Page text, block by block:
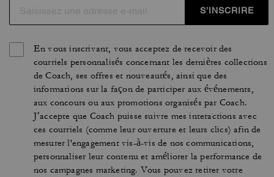
S’INSCRIRE
En vous inscrivant, vous acceptez de recevoir des
courriels personnalisés concernant les dernières collections
de Coach, ses offres et nouveautés, ainsi que des
informations sur la façon de participer aux événements,
aux concours ou aux promotions organisés par Coach.
J’accepte que Coach puisse suivre mes interactions avec
ces courriels (comme leur ouverture et leurs clics) afin de
mesurer l'engagement vis-à-vis de nos communications,
personnaliser leur contenu et améliorer la performance de
nos campagnes marketing. Vous pouvez retirer votre